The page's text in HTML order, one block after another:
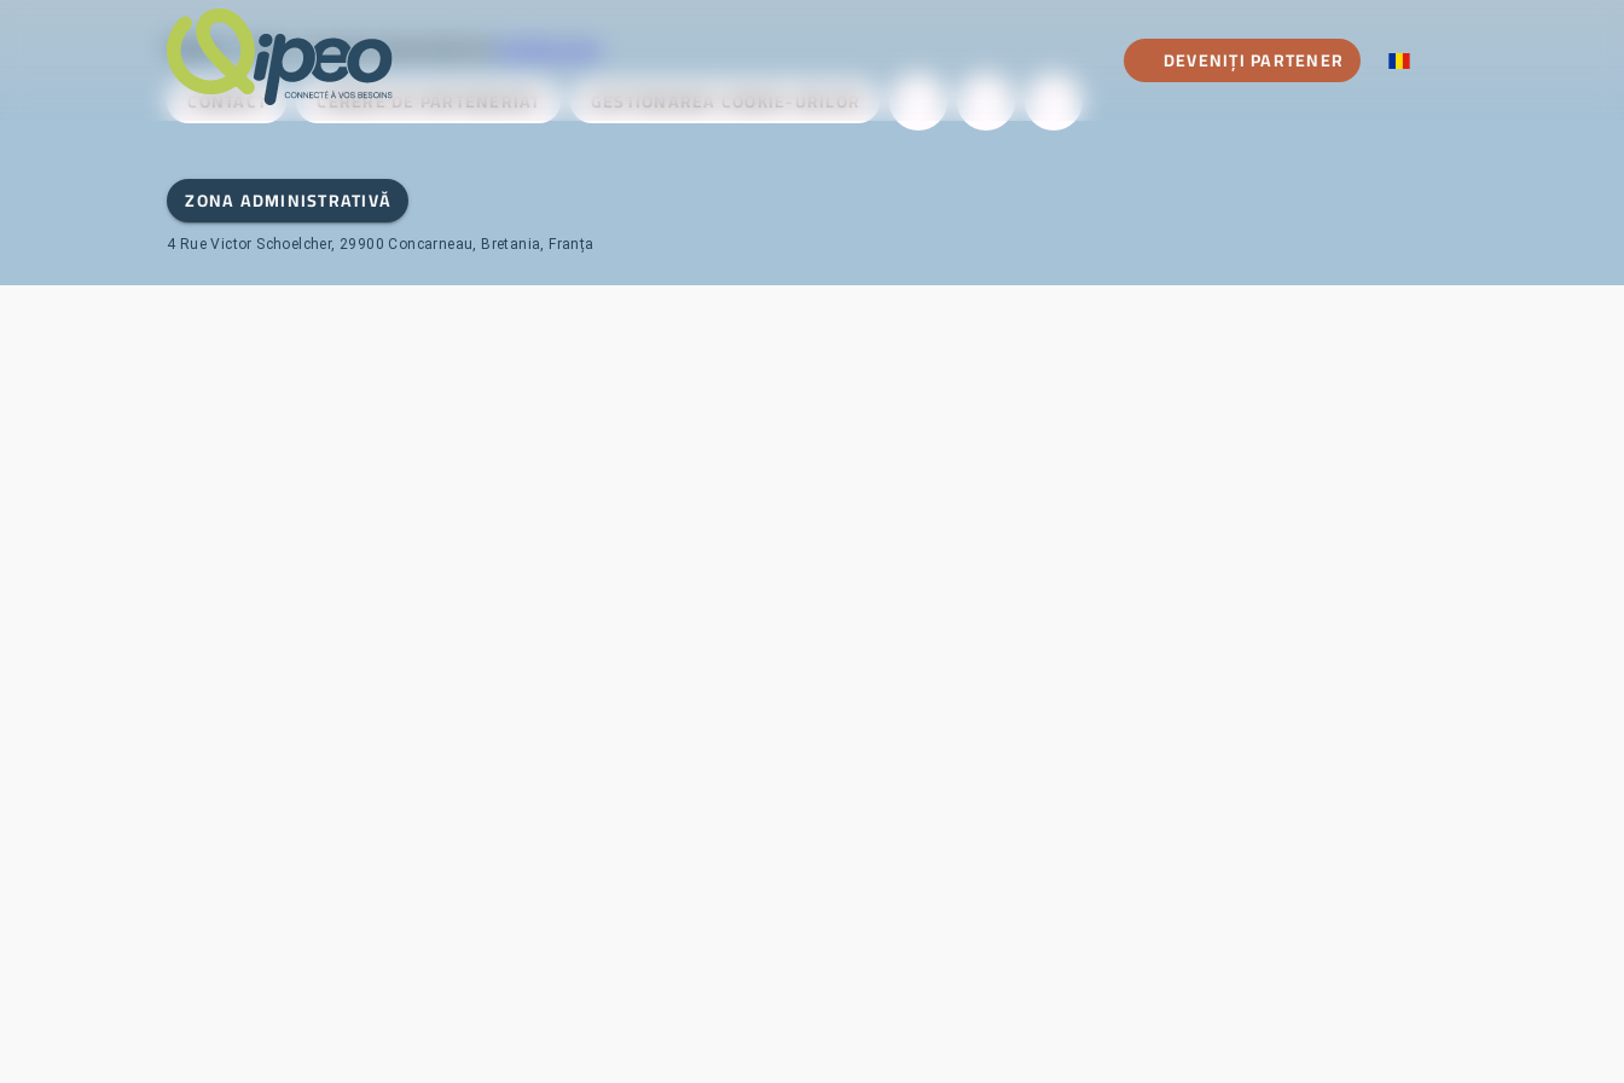
DEVENIȚI PARTENER
Qipeo © 2025 -O soluție dezvoltată de
CONTACT CERERE DE PARTENERIAT GESTIONAREA COOKIE-URILOR
ZONA ADMINISTRATIVĂ
4 Rue Victor Schoelcher, 29900 Concarneau, Bretania, Franța